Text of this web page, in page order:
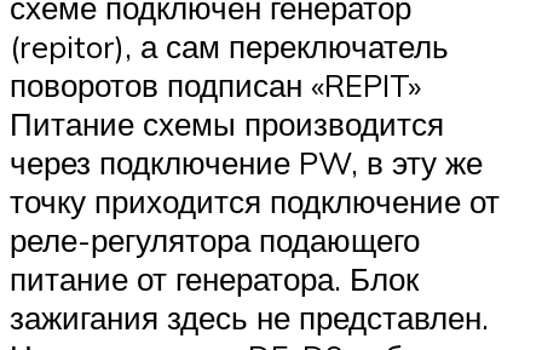
(repitor), а сам переключатель
поворотов подписан «REPIT»
Питание схемы производится
через подключение PW, в эту же
точку приходится подключение от
реле-регулятора подающего
питание от генератора. Блок
зажигания здесь не представлен.